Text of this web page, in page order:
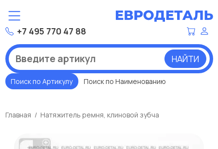
+7 495 770 47 88
НАЙТИ
Поиск по Артикулу Поиск по Наименованию
Главная Натяжитель ремня, клиновой зубча